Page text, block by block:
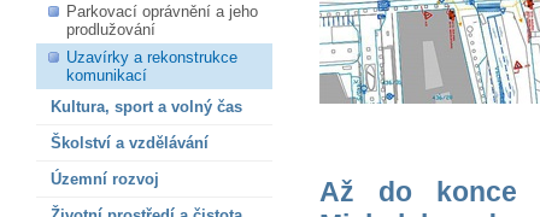
Parkovací oprávnění a jeho
prodlužování
Uzavírky a rekonstrukce
komunikací
Kultura, sport a volný čas
Školství a vzdělávání
Územní rozvoj
Až do konce